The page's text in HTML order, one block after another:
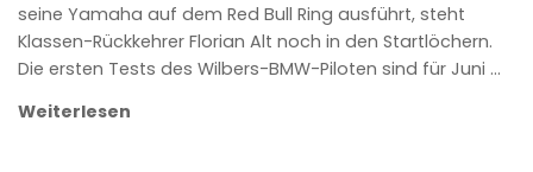
seine Yamaha auf dem Red Bull Ring ausführt, steht
Klassen-Rückkehrer Florian Alt noch in den Startlöchern.
Die ersten Tests des Wilbers-BMW-Piloten sind für Juni …
Weiterlesen